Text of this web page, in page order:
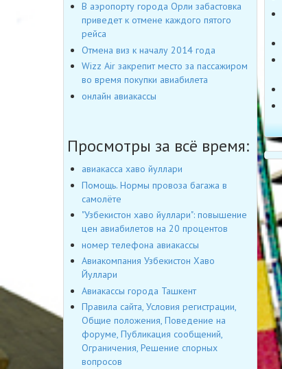
В аэропорту города Орли забастовка
приведет к отмене каждого пятого
рейса
Отмена виз к началу 2014 года
Wizz Air закрепит место за пассажиром
во время покупки авиабилета
онлайн авиакассы
Просмотры за всё время:
авиакасса хаво йуллари
Помощь. Нормы провоза багажа в
самолёте
"Узбекистон хаво йуллари": повышение
цен авиабилетов на 20 процентов
номер телефона авиакассы
Авиакомпания Узбекистон Хаво
Йуллари
Авиакассы города Ташкент
Правила сайта, Условия регистрации,
Общие положения, Поведение на
форуме, Публикация сообщений,
Ограничения, Решение спорных
вопросов